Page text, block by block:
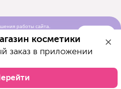
работы сайта.
косметики
заказ в приложении